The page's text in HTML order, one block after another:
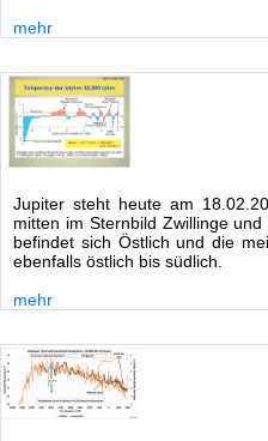
mehr
Jupiter steht heute am
mitten im Sternbild Zwillinge
befindet sich Östlich und die
ebenfalls östlich bis südlich.
mehr